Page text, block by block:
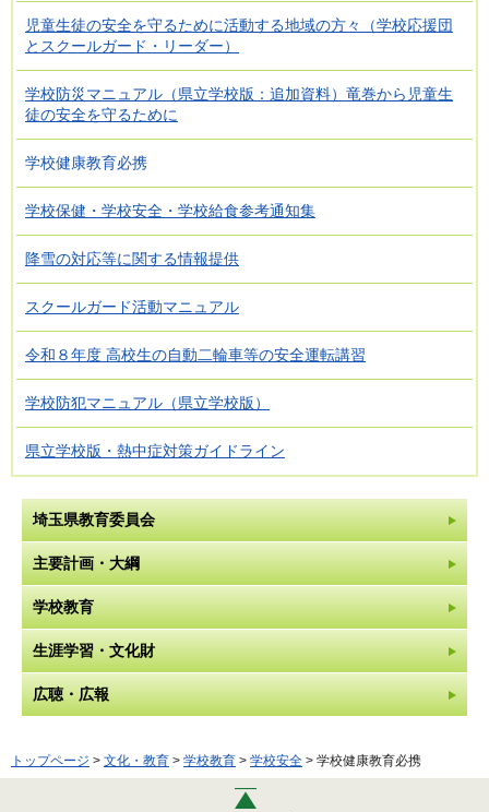
児童生徒の安全を守るために活動する地域の方々（学校応援団
とスクールガード・リーダー）
学校防災マニュアル（県立学校版：追加資料）竜巻から児童生
徒の安全を守るために
学校健康教育必携
学校保健・学校安全・学校給食参考通知集
降雪の対応等に関する情報提供
スクールガード活動マニュアル
令和８年度 高校生の自動二輪車等の安全運転講習
学校防犯マニュアル（県立学校版）
県立学校版・熱中症対策ガイドライン
埼玉県教育委員会
主要計画・大綱
学校教育
生涯学習・文化財
広聴・広報
トップページ > 文化・教育 > 学校教育 > 学校安全 > 学校健康教育必携